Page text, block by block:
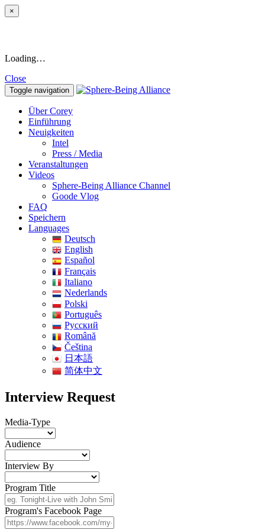
×
Loading…
Close
Toggle navigation
Über Corey
Einführung
Neuigkeiten
Intel
Press / Media
Veranstaltungen
Videos
Sphere-Being Alliance Channel
Goode Vlog
FAQ
Speichern
Languages
Deutsch
English
Español
Français
Italiano
Nederlands
Polski
Português
Pусский
Română
Čeština
日本語
简体中文
Interview Request
Media-Type
Audience
Interview By
Program Title
Program's Facebook Page